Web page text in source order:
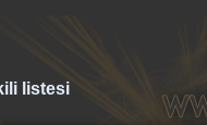
listesi